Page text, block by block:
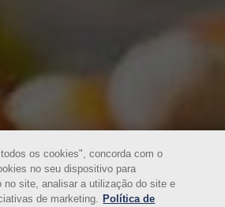
os cookies", concorda com o
no seu dispositivo para
no site, analisar a utilização do site e
de marketing. Política de